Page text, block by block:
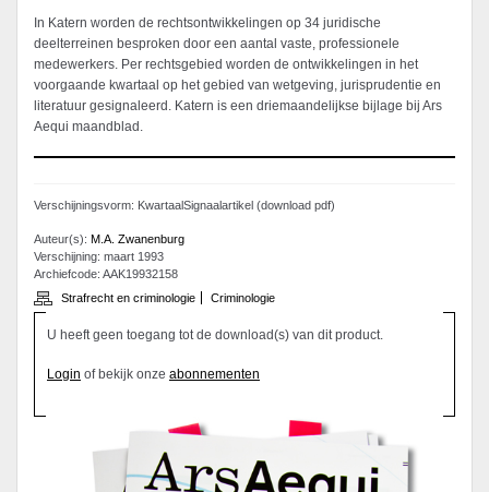
In Katern worden de rechtsontwikkelingen op 34 juridische
deelterreinen besproken door een aantal vaste, professionele
medewerkers. Per rechtsgebied worden de ontwikkelingen in het
voorgaande kwartaal op het gebied van wetgeving, jurisprudentie en
literatuur gesignaleerd. Katern is een driemaandelijkse bijlage bij Ars
Aequi maandblad.
Verschijningsvorm: KwartaalSignaalartikel (download pdf)
Auteur(s): M.A. Zwanenburg
Verschijning: maart 1993
Archiefcode: AAK19932158
Strafrecht en criminologie
Criminologie
U heeft geen toegang tot de download(s) van dit product.
Login of bekijk onze abonnementen